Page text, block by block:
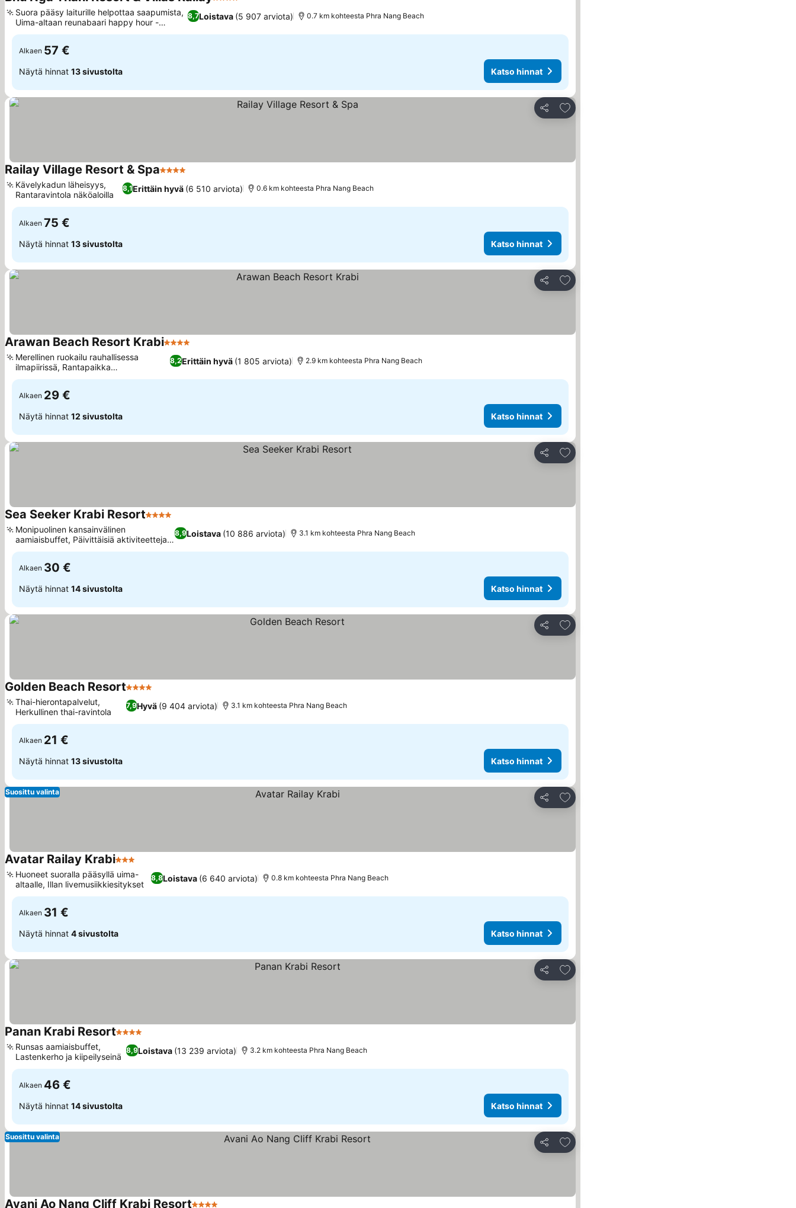
4 Tähtiluokitus
8,7Loistava (5 907 arviota)
Suora pääsy laiturille helpottaa saapumista,
Uima-altaan reunabaari happy hour -
cocktaileilla
0.7 km kohteesta Phra Nang Beach
Alkaen 57 €
Näytä hinnat 13 sivustolta Katso hinnat
Jaa
Lisää suosikkeihin
Railay Village Resort & Spa4 Tähtiluokitus
8,1Erittäin hyvä (6 510 arviota)
Kävelykadun läheisyys,
Rantaravintola näköaloilla
0.6 km kohteesta Phra Nang Beach
Alkaen 75 €
Näytä hinnat 13 sivustolta Katso hinnat
Jaa
Lisää suosikkeihin
Arawan Beach Resort Krabi4 Tähtiluokitus
8,2Erittäin hyvä (1 805 arviota)
Merellinen ruokailu rauhallisessa
ilmapiirissä, Rantapaikka
kalkkikivikallioiden äärellä
2.9 km kohteesta Phra Nang Beach
Alkaen 29 €
Näytä hinnat 12 sivustolta Katso hinnat
Jaa
Lisää suosikkeihin
Sea Seeker Krabi Resort4 Tähtiluokitus
8,9Loistava (10 886 arviota)
Monipuolinen kansainvälinen
aamiaisbuffet, Päivittäisiä aktiviteetteja
ja kuntokeskus
3.1 km kohteesta Phra Nang Beach
Alkaen 30 €
Näytä hinnat 14 sivustolta Katso hinnat
Jaa
Lisää suosikkeihin
Golden Beach Resort4 Tähtiluokitus
7,9Hyvä (9 404 arviota)
Thai-hierontapalvelut,
Herkullinen thai-ravintola
3.1 km kohteesta Phra Nang Beach
Alkaen 21 €
Näytä hinnat 13 sivustolta Katso hinnat
Jaa
Lisää suosikkeihin
Suosittu valinta
Avatar Railay Krabi3 Tähtiluokitus
8,8Loistava (6 640 arviota)
Huoneet suoralla pääsyllä uima-
altaalle, Illan livemusiikkiesitykset
0.8 km kohteesta Phra Nang Beach
Alkaen 31 €
Näytä hinnat 4 sivustolta Katso hinnat
Jaa
Lisää suosikkeihin
Panan Krabi Resort4 Tähtiluokitus
8,9Loistava (13 239 arviota)
Runsas aamiaisbuffet,
Lastenkerho ja kiipeilyseinä
3.2 km kohteesta Phra Nang Beach
Alkaen 46 €
Näytä hinnat 14 sivustolta Katso hinnat
Jaa
Lisää suosikkeihin
Suosittu valinta
Avani Ao Nang Cliff Krabi Resort